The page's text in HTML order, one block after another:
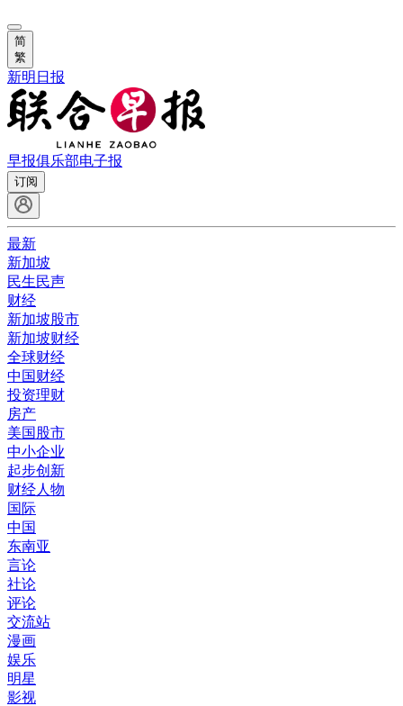
简
繁
新明日报
早报俱乐部电子报
订阅
最新
新加坡
民生民声
财经
新加坡股市
新加坡财经
全球财经
中国财经
投资理财
房产
美国股市
中小企业
起步创新
财经人物
国际
中国
东南亚
言论
社论
评论
交流站
漫画
娱乐
明星
影视